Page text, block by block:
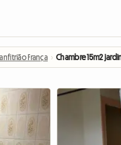
França › Chambre 15m2